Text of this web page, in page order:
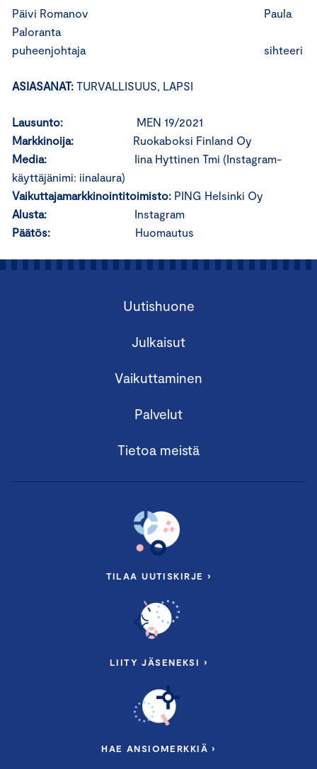
Päivi Romanov Paula
Paloranta
puheenjohtaja sihteeri
ASIASANAT: TURVALLISUUS, LAPSI
Lausunto: MEN 19/2021
Markkinoija: Ruokaboksi Finland Oy
Media: Iina Hyttinen Tmi (Instagram-
käyttäjänimi: iinalaura)
Vaikuttajamarkkinointitoimisto: PING Helsinki Oy
Alusta: Instagram
Päätös: Huomautus
Uutishuone
Julkaisut
Vaikuttaminen
Palvelut
Tietoa meistä
TILAA UUTISKIRJE ›
LIITY JÄSENEKSI ›
HAE ANSIOMERKKIÄ ›